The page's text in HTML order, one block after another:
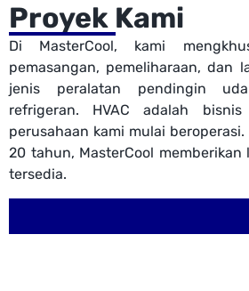
Proyek Kami
Di MasterCool, kami
pemasangan, pemeliharaan, dan
jenis peralatan pendingin
refrigeran. HVAC adalah
perusahaan kami mulai
20 tahun, MasterCool
tersedia.